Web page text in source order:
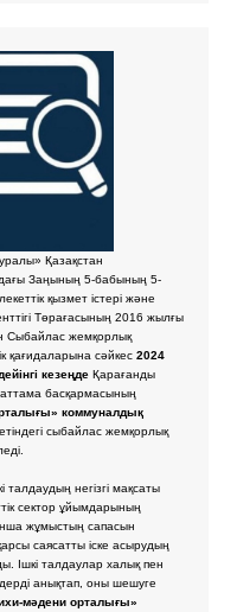
Қазақстан
Заңының 5-бабының 5-
қызмет істері және
Төрағасының 2016 жылғы
Сыбайлас жемқорлық
қағидаларына сәйкес2024
кезеңде Қарағанды
басқармасының
коммуналдық
сыбайлас жемқорлық
талдаудың негізгі мақсаты
сектор ұйымдарының
жұмыстың сапасын
саясатты іске асырудың
Ішкі талдаулар халық пен
анықтап, оны шешуге
мәдени орталығы»